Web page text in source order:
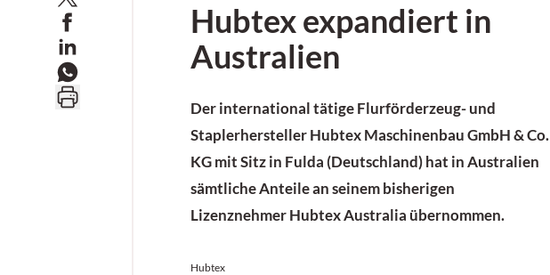
Hubtex expandiert in
Australien
Der international tätige Flurförderzeug- und
Staplerhersteller Hubtex Maschinenbau GmbH & Co.
KG mit Sitz in Fulda (Deutschland) hat in Australien
sämtliche Anteile an seinem bisherigen
Lizenznehmer Hubtex Australia übernommen.
Hubtex